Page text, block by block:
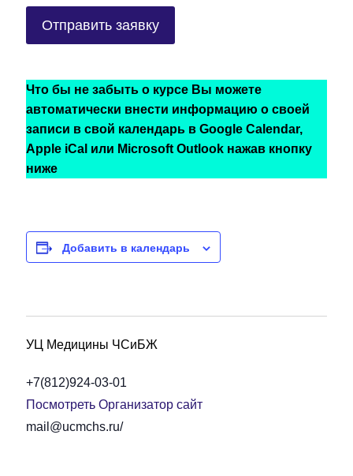
Что бы не забыть о курсе Вы можете
автоматически внести информацию о своей
записи в свой календарь в Google Calendar,
Apple iCal или Microsoft Outlook нажав кнопку
ниже
Добавить в календарь
УЦ Медицины ЧСиБЖ
+7(812)924-03-01
Посмотреть Организатор сайт
mail@ucmchs.ru/